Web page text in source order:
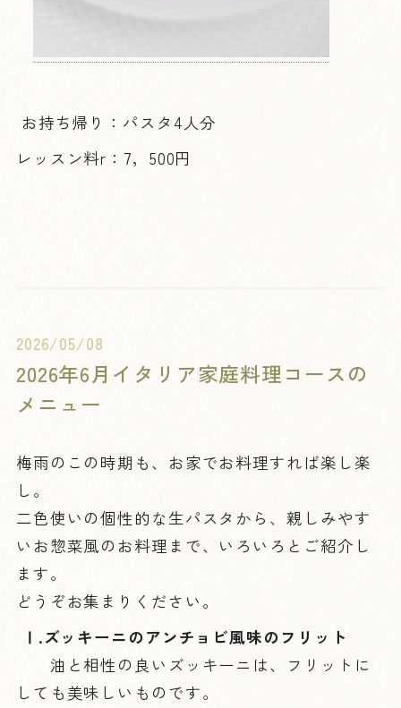
お持ち帰り：パスタ4人分
レッスン料r：7，500円
2026/05/08
2026年6月イタリア家庭料理コースの
メニュー
梅雨のこの時期も、お家でお料理すれば楽し楽
し。
二色使いの個性的な生パスタから、親しみやす
いお惣菜風のお料理まで、いろいろとご紹介し
ます。
どうぞお集まりください。
Ⅰ.ズッキーニのアンチョビ風味のフリット
油と相性の良いズッキーニは、フリットに
しても美味しいものです。